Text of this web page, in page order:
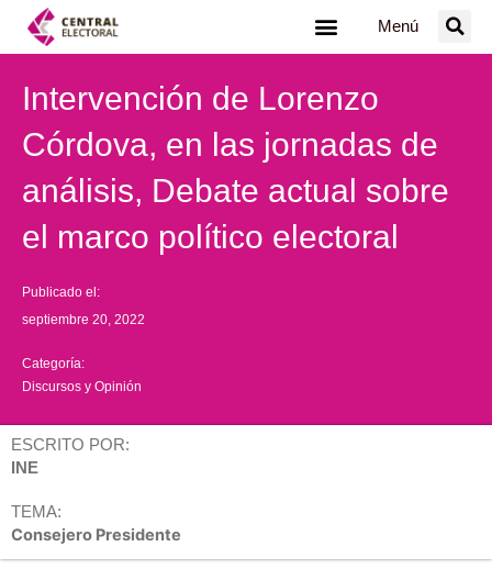
Menú
Intervención de Lorenzo
Córdova, en las jornadas de
análisis, Debate actual sobre
el marco político electoral
Publicado el:
septiembre 20, 2022
Categoría:
Discursos y Opinión
ESCRITO POR:
INE
TEMA:
Consejero Presidente